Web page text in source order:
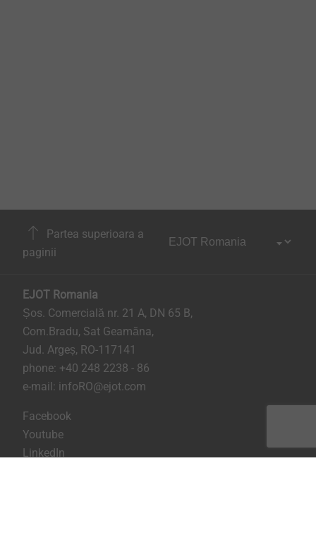
Partea superioara a
paginii
EJOT Romania
Șos. Comercială nr. 21 A, DN 65 B,
Com.Bradu, Sat Geamăna,
Jud. Argeș, RO-117141
phone: +40 248 2238 - 86
e-mail: infoRO@ejot.com
Facebook
Youtube
LinkedIn